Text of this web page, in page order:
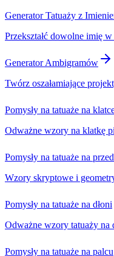
Generator Tatuaży z
Przekształć dowolne imię
Generator Ambigramów
Twórz oszałamiające
Pomysły na tatuaże na
Odważne wzory na klatkę
Pomysły na tatuaże na
Wzory skryptowe i
Pomysły na tatuaże na dłoni
Odważne wzory tatuaży na
Pomysły na tatuaże na palcu